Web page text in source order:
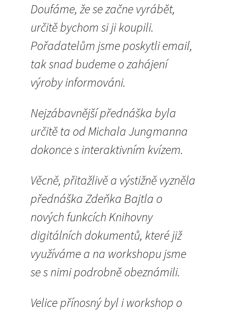
Doufáme, že se začne vyrábět,
určitě bychom si ji koupili.
Pořadatelům jsme poskytli email,
tak snad budeme o zahájení
výroby informováni.
Nejzábavnější přednáška byla
určitě ta od Michala Jungmanna
dokonce s interaktivním kvízem.
Věcně, přitažlivě a výstižně vyzněla
přednáška Zdeňka Bajtla o
nových funkcích Knihovny
digitálních dokumentů, které již
využíváme a na workshopu jsme
se s nimi podrobně obeznámili.
Velice přínosný byl i workshop o